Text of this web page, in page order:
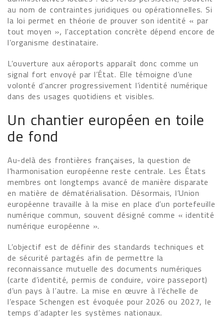
au nom de contraintes juridiques ou opérationnelles. Si
la loi permet en théorie de prouver son identité « par
tout moyen », l’acceptation concrète dépend encore de
l’organisme destinataire.
L’ouverture aux aéroports apparaît donc comme un
signal fort envoyé par l’État. Elle témoigne d’une
volonté d’ancrer progressivement l’identité numérique
dans des usages quotidiens et visibles.
Un chantier européen en toile
de fond
Au-delà des frontières françaises, la question de
l’harmonisation européenne reste centrale. Les États
membres ont longtemps avancé de manière disparate
en matière de dématérialisation. Désormais, l’Union
européenne travaille à la mise en place d’un portefeuille
numérique commun, souvent désigné comme « identité
numérique européenne ».
L’objectif est de définir des standards techniques et
de sécurité partagés afin de permettre la
reconnaissance mutuelle des documents numériques
(carte d’identité, permis de conduire, voire passeport)
d’un pays à l’autre. La mise en œuvre à l’échelle de
l’espace Schengen est évoquée pour 2026 ou 2027, le
temps d’adapter les systèmes nationaux.